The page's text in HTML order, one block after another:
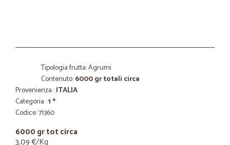
Tipologia frutta: Agrumi
Contenuto:6000 gr totali circa
Provenienza :ITALIA
Categoria :1 º
Codice: 71360
6000 gr tot circa
3,09 €/Kg